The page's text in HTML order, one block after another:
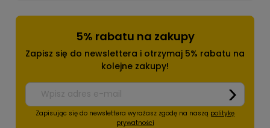
5% rabatu na zakupy
Zapisz się do newslettera i otrzymaj 5% rabatu na
kolejne zakupy!
Zapisując się do newslettera wyrażasz zgodę na naszą politykę
prywatności